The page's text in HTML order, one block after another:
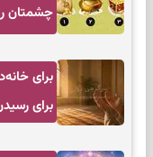
چشمتان
برای
برای